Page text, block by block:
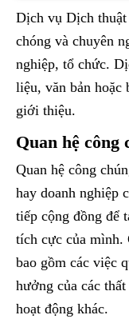
Dịch vụ Dịch thuật
chóng và chuyên
nghiệp, tổ chức.
liệu, văn bản hoặc
giới thiệu.
Quan hệ công
Quan hệ công
hay doanh nghiệp
tiếp cộng đồng để
tích cực của mình.
bao gồm các việc
hưởng của các
hoạt động khác.